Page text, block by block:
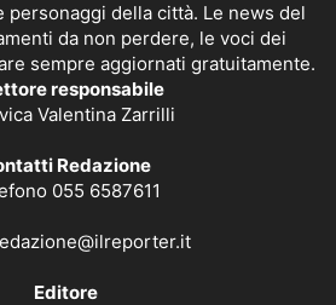
della città. Le news del
da non perdere, le voci dei
sempre aggiornati gratuitamente.
responsabile
Valentina Zarrilli
Redazione
055 6587611
Editore